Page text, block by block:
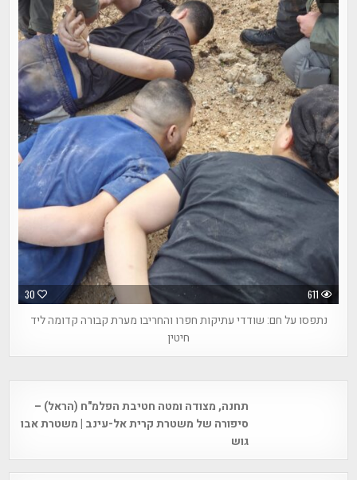
30 611
נתפסו על חם: שודדי עתיקות חפרו והחריבו מערת קבורה קדומה ליד
חיטין
navigationתחנה, מצודה ומטה חטיבת הפלמ"ח (הראל) –
סיפורה של משטרת קרית אל-עינב | משטרת אבו
גוש